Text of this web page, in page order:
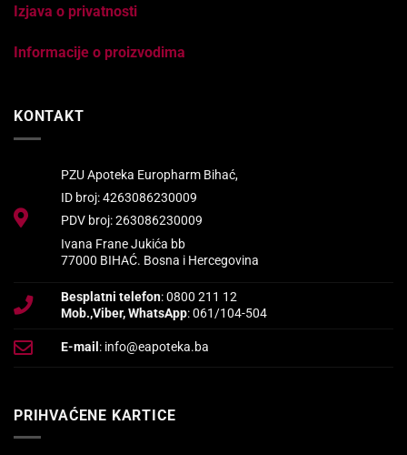
Izjava o privatnosti
Informacije o proizvodima
KONTAKT
PZU Apoteka Europharm Bihać,
ID broj: 4263086230009
PDV broj: 263086230009
Ivana Frane Jukića bb
77000 BIHAĆ. Bosna i Hercegovina
Besplatni telefon: 0800 211 12
Mob.,Viber, WhatsApp: 061/104-504
E-mail : info@eapoteka.ba
PRIHVAĆENE KARTICE